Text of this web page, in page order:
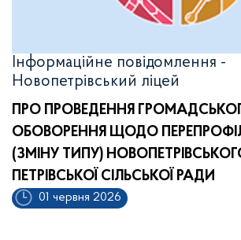
Інформаційне повідомлення -
Новопетрівський ліцей
ПРО ПРОВЕДЕННЯ
ОБОВОРЕННЯ ЩОДО
(ЗМІНУ ТИПУ)
ПЕТРІВСЬКОЇ СІЛЬСЬКОЇ РАДИ
01 червня 2026